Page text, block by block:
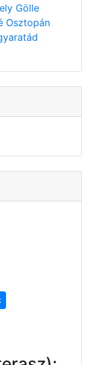
Gölle
Osztopán